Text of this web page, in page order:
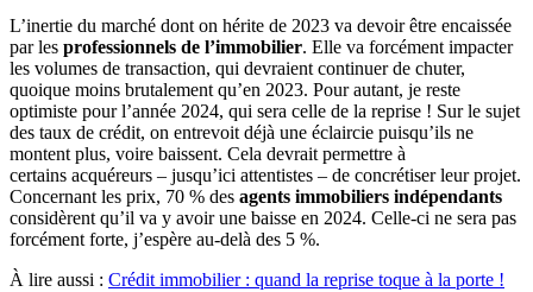
L’inertie du marché dont on hérite de 2023 va devoir être encaissée
par les professionnels de l’immobilier. Elle va forcément impacter
les volumes de transaction, qui devraient continuer de chuter,
quoique moins brutalement qu’en 2023. Pour autant, je reste
optimiste pour l’année 2024, qui sera celle de la reprise ! Sur le sujet
des taux de crédit, on entrevoit déjà une éclaircie puisqu’ils ne
montent plus, voire baissent. Cela devrait permettre à
certains acquéreurs – jusqu’ici attentistes – de concrétiser leur projet.
Concernant les prix, 70 % des agents immobiliers indépendants
considèrent qu’il va y avoir une baisse en 2024. Celle-ci ne sera pas
forcément forte, j’espère au-delà des 5 %.
À lire aussi : Crédit immobilier : quand la reprise toque à la porte !